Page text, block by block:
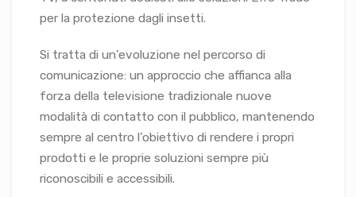
per la protezione dagli insetti.
Si tratta di un’evoluzione nel percorso di
comunicazione: un approccio che affianca alla
forza della televisione tradizionale nuove
modalità di contatto con il pubblico, mantenendo
sempre al centro l’obiettivo di rendere i propri
prodotti e le proprie soluzioni sempre più
riconoscibili e accessibili.